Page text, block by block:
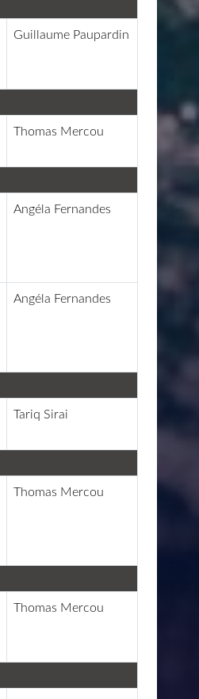
Guillaume Paupardin
Thomas Mercou
Angéla Fernandes
Angéla Fernandes
Tariq Sirai
Thomas Mercou
Thomas Mercou